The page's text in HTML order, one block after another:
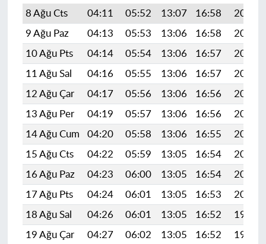
8 Ağu Cts
04:11 05:52 13:07 16:58
20:12
9 Ağu Paz
04:13 05:53 13:06 16:58
20:10
10 Ağu Pts
04:14 05:54 13:06 16:57
20:09
11 Ağu Sal
04:16 05:55 13:06 16:57
20:08
12 Ağu Çar
04:17 05:56 13:06 16:56
20:06
13 Ağu Per
04:19 05:57 13:06 16:56
20:05
14 Ağu Cum
04:20 05:58 13:06 16:55
20:04
15 Ağu Cts
04:22 05:59 13:05 16:54
20:02
16 Ağu Paz
04:23 06:00 13:05 16:54
20:01
17 Ağu Pts
04:24 06:01 13:05 16:53
20:00
18 Ağu Sal
04:26 06:01 13:05 16:52
19:58
19 Ağu Çar
04:27 06:02 13:05 16:52
19:57